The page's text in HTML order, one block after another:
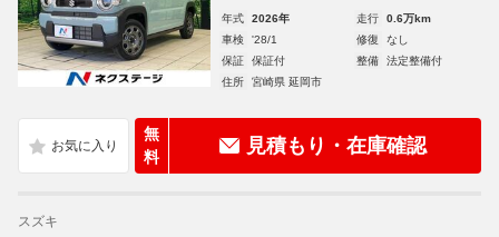
年式 2026年 走行
0.6万km
車検
'28/1 修復
なし
保証
保証付 整備
法定整備付
住所
宮崎県 延岡市
無
料
見積もり・在庫確認
スズキ